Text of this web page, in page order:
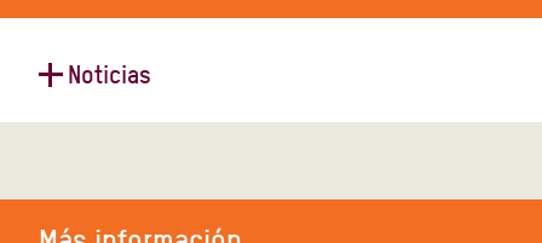
Noticias
de hambruna ante el
recrudecimiento del conflicto